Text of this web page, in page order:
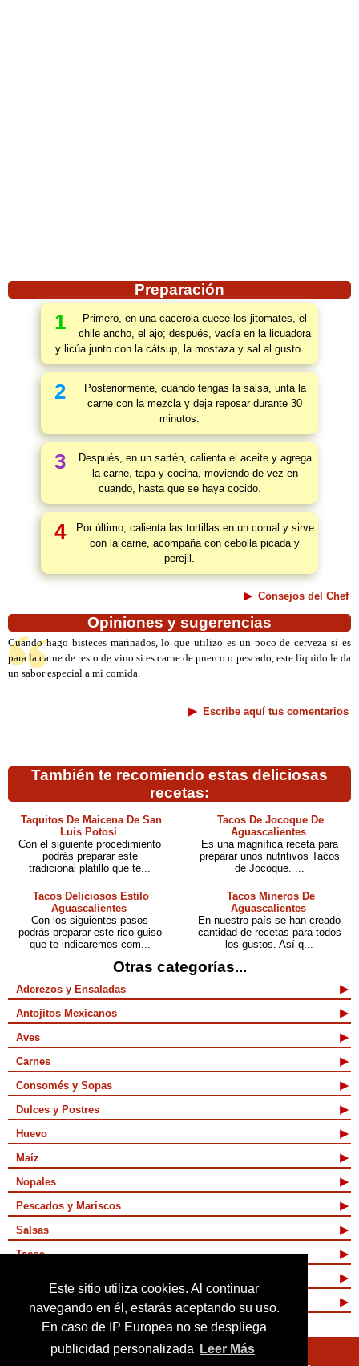
Este sitio utiliza cookies. Al continuar
navegando en él, estarás aceptando su uso.
En caso de IP Europea no se despliega
publicidad personalizada
Leer Más
Preparación
1
Primero, en una cacerola cuece los jitomates, el
chile ancho, el ajo; después, vacía en la licuadora
y licúa junto con la cátsup, la mostaza y sal al gusto.
2
Posteriormente, cuando tengas la salsa, unta la
carne con la mezcla y deja reposar durante 30
minutos.
3
Después, en un sartén, calienta el aceite y agrega
la carne, tapa y cocina, moviendo de vez en
cuando, hasta que se haya cocido.
4
Por último, calienta las tortillas en un comal y sirve
con la carne, acompaña con cebolla picada y
perejil.
Consejos del Chef
Opiniones y sugerencias
Cuando hago bisteces marinados, lo que utilizo es un poco de cerveza si es
para la carne de res o de vino si es carne de puerco o pescado, este líquido le da
un sabor especial a mi comida.
Escribe aquí tus comentarios
También te recomiendo estas deliciosas
recetas:
Taquitos De Maicena De San
Luis Potosí
Con el siguiente procedimiento
podrás preparar este
tradicional platillo que te...
Tacos De Jocoque De
Aguascalientes
Es una magnífica receta para
preparar unos nutritivos Tacos
de Jocoque. ...
Tacos Deliciosos Estilo
Aguascalientes
Con los siguientes pasos
podrás preparar este rico guiso
que te indicaremos com...
Tacos Mineros De
Aguascalientes
En nuestro país se han creado
cantidad de recetas para todos
los gustos. Así q...
Otras categorías...
Aderezos y Ensaladas
Antojitos Mexicanos
Aves
Carnes
Consomés y Sopas
Dulces y Postres
Huevo
Maíz
Nopales
Pescados y Mariscos
Salsas
Tacos
Vegetarianas